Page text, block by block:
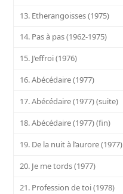
13. Etherangoisses (1975)
14. Pas à pas (1962-1975)
15. J’effroi (1976)
16. Abécédaire (1977)
17. Abécédaire (1977) (suite)
18. Abécédaire (1977) (fin)
19. De la nuit à l’aurore (1977)
20. Je me tords (1977)
21. Profession de toi (1978)